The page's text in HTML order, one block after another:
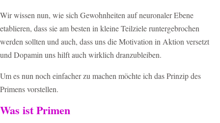
Wir wissen nun, wie sich Gewohnheiten auf neuronaler Ebene
etablieren, dass sie am besten in kleine Teilziele runtergebrochen
werden sollten und auch, dass uns die Motivation in Aktion versetzt
und Dopamin uns hilft auch wirklich dranzubleiben.
Um es nun noch einfacher zu machen möchte ich das Prinzip des
Primens vorstellen.
Was ist Primen